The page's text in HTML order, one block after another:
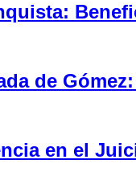
de
en el